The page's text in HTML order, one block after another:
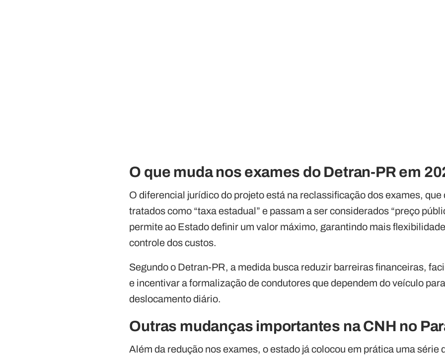
O que muda nos exames do Detran-PR em
O diferencial jurídico do projeto está na reclassificação dos exames, que
tratados como “taxa estadual” e passam a ser considerados “preço
permite ao Estado definir um valor máximo, garantindo mais
controle dos custos.
Segundo o Detran-PR, a medida busca reduzir barreiras financeiras,
e incentivar a formalização de condutores que dependem do veículo
deslocamento diário.
Outras mudanças importantes na CNH no
Além da redução nos exames, o estado já colocou em prática uma série